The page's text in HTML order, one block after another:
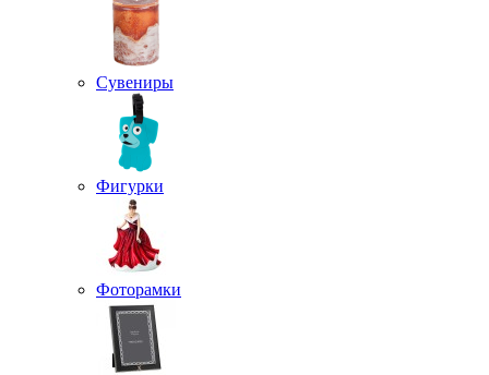
Сувениры
Фигурки
Фоторамки